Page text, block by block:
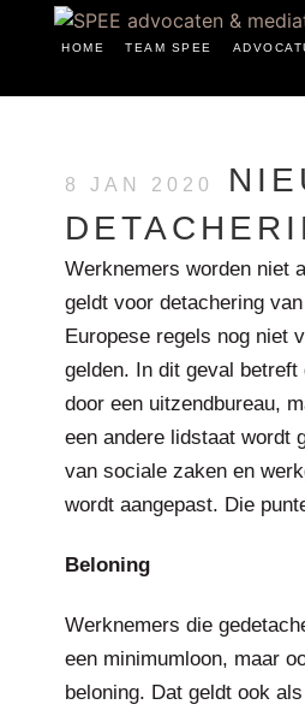
HOME TEAM SPEE
8 JAN 2020
Werknemers worden niet
geldt voor detachering
Europese regels nog niet
gelden. In dit geval
door een uitzendbureau,
een andere lidstaat wordt
van sociale zaken en
wordt aangepast. Die
Beloning
Werknemers die
een minimumloon, maar
beloning. Dat geldt ook